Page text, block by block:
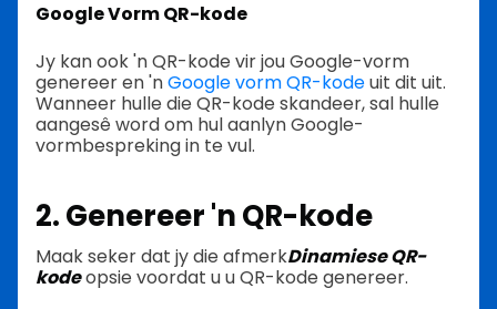
Google Vorm QR-kode
Jy kan ook 'n QR-kode vir jou Google-vorm
genereer en 'nGoogle vorm QR-kodeuit dit uit.
Wanneer hulle die QR-kode skandeer, sal hulle
aangesê word om hul aanlyn Google-
vormbespreking in te vul.
2. Genereer 'n QR-kode
Maak seker dat jy die afmerkDinamiese QR-
kodeopsie voordat u u QR-kode genereer.